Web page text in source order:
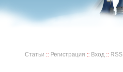
Статьи :: Регистрация :: Вход :: RSS